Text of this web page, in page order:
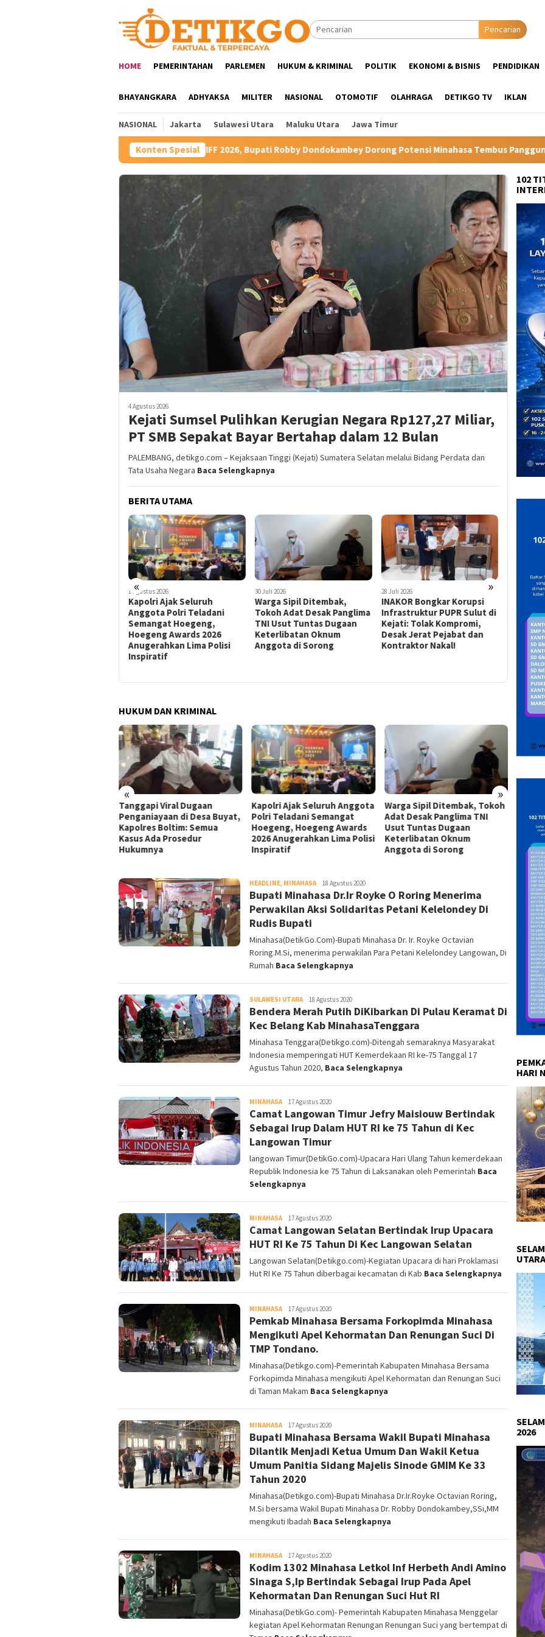
Pencarian
HOME PEMERINTAHAN PARLEMEN HUKUM & KRIMINAL POLITIK EKONOMI & BISNIS PENDIDIKAN
BHAYANGKARA ADHYAKSA MILITER NASIONAL OTOMOTIF OLAHRAGA DETIKGO TV IKLAN
NASIONAL Jakarta Sulawesi Utara Maluku Utara Jawa Timur
Konten Spesial
Hadiri TIFF 2026, Bupati Robby Dondokambey Dorong Potensi Minahasa Tembus Panggung Internasional Hartini
4 Agustus 2026
Kejati Sumsel Pulihkan Kerugian Negara Rp127,27 Miliar,
PT SMB Sepakat Bayar Bertahap dalam 12 Bulan
PALEMBANG, detikgo.com – Kejaksaan Tinggi (Kejati) Sumatera Selatan melalui Bidang Perdata dan
Tata Usaha Negara Baca Selengkapnya
BERITA UTAMA
« »
1 Agustus 2026
Kapolri Ajak Seluruh
Anggota Polri Teladani
Semangat Hoegeng,
Hoegeng Awards 2026
Anugerahkan Lima Polisi
Inspiratif
30 Juli 2026
Warga Sipil Ditembak,
Tokoh Adat Desak Panglima
TNI Usut Tuntas Dugaan
Keterlibatan Oknum
Anggota di Sorong
28 Juli 2026
INAKOR Bongkar Korupsi
Infrastruktur PUPR Sulut di
Kejati: Tolak Kompromi,
Desak Jerat Pejabat dan
Kontraktor Nakal!
24 Juli 2026
AKBP
Lidik
Ilegal
HUKUM DAN KRIMINAL
« »
Tanggapi Viral Dugaan
Penganiayaan di Desa Buyat,
Kapolres Boltim: Semua
Kasus Ada Prosedur
Hukumnya
Kapolri Ajak Seluruh Anggota
Polri Teladani Semangat
Hoegeng, Hoegeng Awards
2026 Anugerahkan Lima Polisi
Inspiratif
Warga Sipil Ditembak, Tokoh
Adat Desak Panglima TNI
Usut Tuntas Dugaan
Keterlibatan Oknum
Anggota di Sorong
DETIKGO HEADLINE, MINAHASARedaksi
DetikGo
18 Agustus 2020
Bupati Minahasa Dr.Ir Royke O Roring Menerima
Perwakilan Aksi Solidaritas Petani Kelelondey Di
Rudis Bupati
Minahasa(DetikGo.Com)-Bupati Minahasa Dr. Ir. Royke Octavian
Roring.M.Si, menerima perwakilan Para Petani Kelelondey Langowan, Di
Rumah Baca Selengkapnya
SULAWESI UTARARedaksi
DetikGo
18 Agustus 2020
Bendera Merah Putih DiKibarkan Di Pulau Keramat Di
Kec Belang Kab MinahasaTenggara
Minahasa Tenggara(Detikgo.com)-Ditengah semaraknya Masyarakat
Indonesia memperingati HUT Kemerdekaan RI ke-75 Tanggal 17
Agustus Tahun 2020, Baca Selengkapnya
MINAHASARedaksi
DetikGo
17 Agustus 2020
Camat Langowan Timur Jefry Maisiouw Bertindak
Sebagai Irup Dalam HUT RI ke 75 Tahun di Kec
Langowan Timur
langowan Timur(DetikGo.com)-Upacara Hari Ulang Tahun kemerdekaan
Republik Indonesia ke 75 Tahun di Laksanakan oleh Pemerintah Baca
Selengkapnya
MINAHASARedaksi
DetikGo
17 Agustus 2020
Camat Langowan Selatan Bertindak Irup Upacara
HUT RI Ke 75 Tahun Di Kec Langowan Selatan
Langowan Selatan(Detikgo.com)-Kegiatan Upacara di hari Proklamasi
Hut RI Ke 75 Tahun diberbagai kecamatan di Kab Baca Selengkapnya
MINAHASARedaksi
DetikGo
17 Agustus 2020
Pemkab Minahasa Bersama Forkopimda Minahasa
Mengikuti Apel Kehormatan Dan Renungan Suci Di
TMP Tondano.
Minahasa(Detikgo.com)-Pemerintah Kabupaten Minahasa Bersama
Forkopimda Minahasa mengikuti Apel Kehormatan dan Renungan Suci
di Taman Makam Baca Selengkapnya
MINAHASARedaksi
DetikGo
17 Agustus 2020
Bupati Minahasa Bersama Wakil Bupati Minahasa
Dilantik Menjadi Ketua Umum Dan Wakil Ketua
Umum Panitia Sidang Majelis Sinode GMIM Ke 33
Tahun 2020
Minahasa(Detikgo.com)-Bupati Minahasa Dr.Ir.Royke Octavian Roring,
M.Si bersama Wakil Bupati Minahasa Dr. Robby Dondokambey,SSi,MM
mengikuti Ibadah Baca Selengkapnya
MINAHASARedaksi
DetikGo
17 Agustus 2020
Kodim 1302 Minahasa Letkol Inf Herbeth Andi Amino
Sinaga S,Ip Bertindak Sebagai Irup Pada Apel
Kehormatan Dan Renungan Suci Hut RI
Minahasa(DetikGo.com)- Pemerintah Kabupaten Minahasa Menggelar
kegiatan Apel Kehormatan Renungan Renungan Suci yang bertempat di
102
HARI
2026